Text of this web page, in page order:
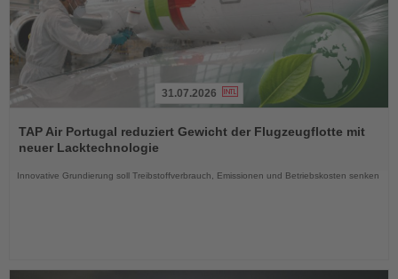
Sie
die
31.07.2026
TAP Air Portugal reduziert Gewicht der Flugzeugflotte mit
neuer Lacktechnologie
Innovative Grundierung soll Treibstoffverbrauch, Emissionen und Betriebskosten senken